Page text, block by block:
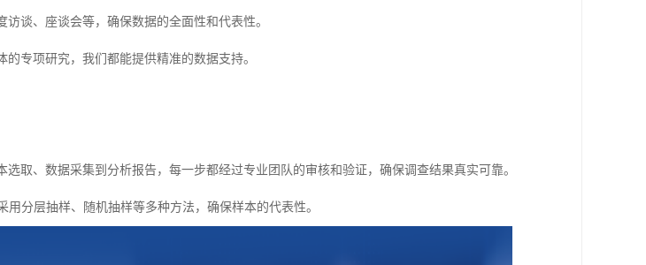
谈、座谈会等，确保数据的全面性和代表性。
专项研究，我们都能提供精准的数据支持。
取、数据采集到分析报告，每一步都经过专业团队的审核和验证，确保调查结果真实可靠。
分层抽样、随机抽样等多种方法，确保样本的代表性。